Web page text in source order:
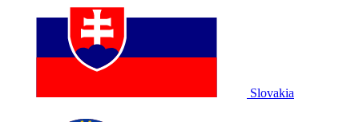
Slovakia